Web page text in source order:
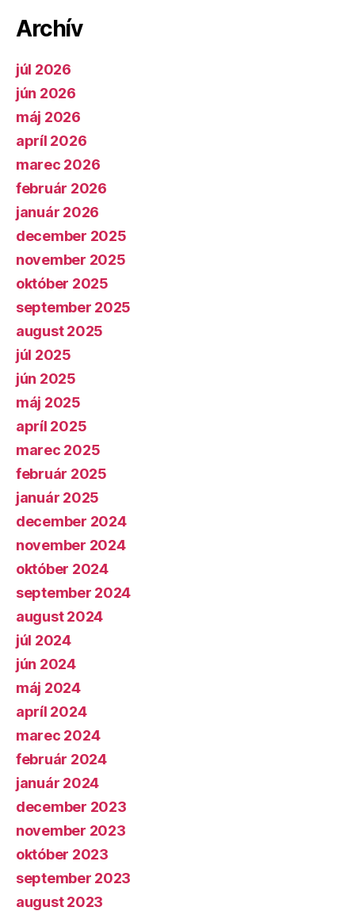
Archív
júl 2026
jún 2026
máj 2026
apríl 2026
marec 2026
február 2026
január 2026
december 2025
november 2025
október 2025
september 2025
august 2025
júl 2025
jún 2025
máj 2025
apríl 2025
marec 2025
február 2025
január 2025
december 2024
november 2024
október 2024
september 2024
august 2024
júl 2024
jún 2024
máj 2024
apríl 2024
marec 2024
február 2024
január 2024
december 2023
november 2023
október 2023
september 2023
august 2023